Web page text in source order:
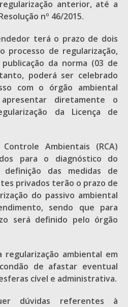
anterior, até a
nº 46/2015.
terá o prazo de dois
processo de regularização,
da norma (03 de
poderá ser celebrado
com o órgão ambiental
diretamente o
da Licença de
Ambientais (RCA)
para o diagnóstico do
das medidas de
privados terão o prazo de
do passivo ambiental
sendo que para
será definido pelo órgão
regularização ambiental em
de afastar eventual
cível e administrativa.
dúvidas referentes à